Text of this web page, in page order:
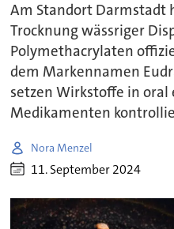
Am Standort Darmstadt
Trocknung wässriger
Polymethacrylaten
dem Markennamen
setzen Wirkstoffe in
Medikamenten
Nora Menzel
11. September 2024